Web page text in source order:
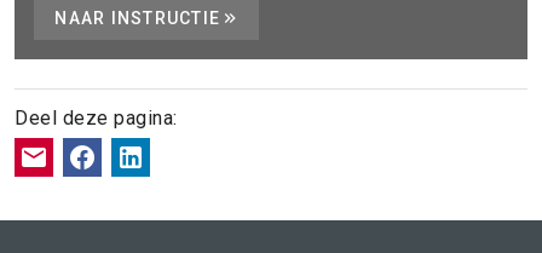
NAAR INSTRUCTIE
Deel deze pagina: